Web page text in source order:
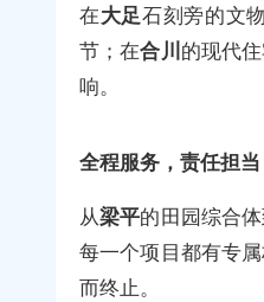
在大足石刻旁的文
节；在合川的现代
响。
全程服务，责任担当
从梁平的田园综合
每一个项目都有专
而终止。